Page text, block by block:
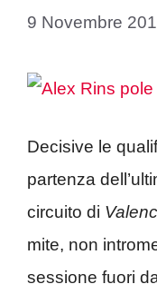
9 Novembre
Decisive le
partenza
circuito di
mite, non
sessione fuori